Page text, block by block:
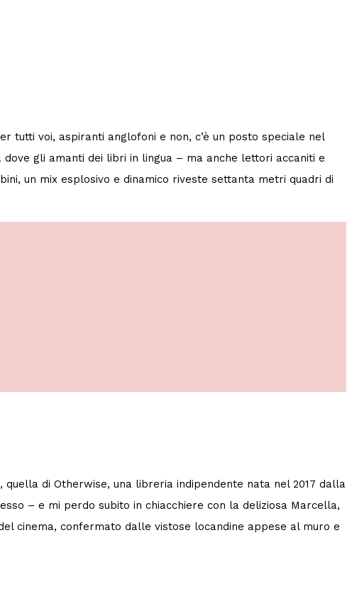
voi, aspiranti anglofoni e non, c’è un posto speciale nel
gli amanti dei libri in lingua – ma anche lettori accaniti e
un mix esplosivo e dinamico riveste settanta metri quadri di
di Otherwise, una libreria indipendente nata nel 2017 dalla
– e mi perdo subito in chiacchiere con la deliziosa Marcella,
cinema, confermato dalle vistose locandine appese al muro e